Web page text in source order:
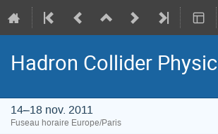
Hadron Collider
14–18 nov. 2011
Fuseau horaire Europe/Paris